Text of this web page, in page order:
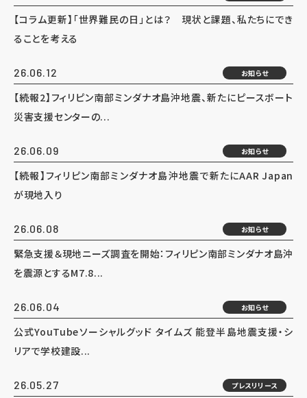
【コラム更新】「世界難民の日」とは？ 現状と課題、私たちにでき
ることを考える
26.06.12 お知らせ
【続報2】フィリピン南部ミンダナオ島沖地震、新たにピースボート
災害支援センターの...
26.06.09 お知らせ
【続報】フィリピン南部ミンダナオ島沖地震で新たにAAR Japan
が現地入り
26.06.08 お知らせ
緊急支援＆現地ニーズ調査を開始：フィリピン南部ミンダナオ島沖
を震源とするM7.8...
26.06.04 お知らせ
公式YouTubeソーシャルグッド タイムズ 能登半島地震支援・シ
リアで学校建設...
26.05.27 プレスリリース